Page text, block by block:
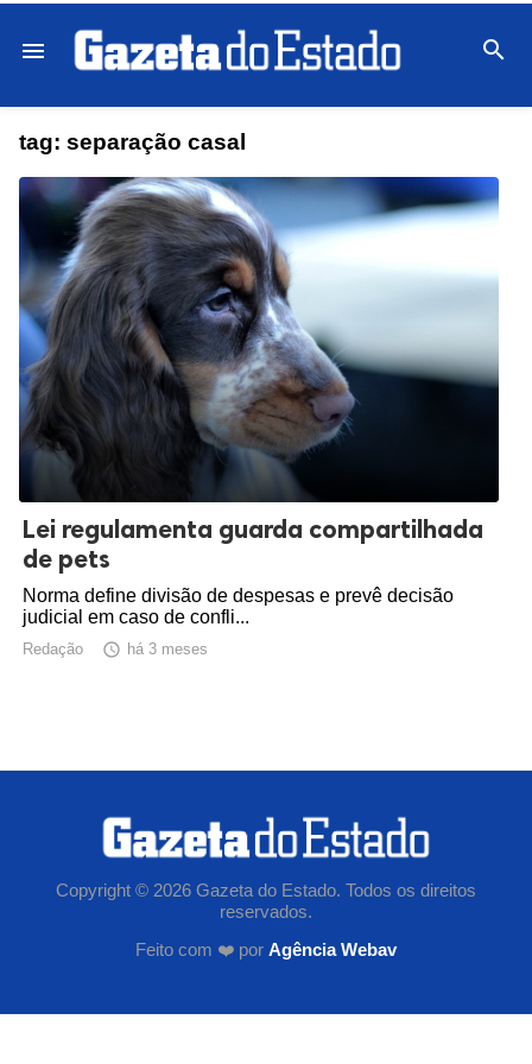
menu 
tag: separação casal
Lei regulamenta guarda compartilhada
de pets
Norma define divisão de despesas e prevê decisão
judicial em caso de confli...
Redação  há 3 meses
Copyright © 2026 Gazeta do Estado. Todos os direitos
reservados.
Feito com ❤️ por Agência Webav